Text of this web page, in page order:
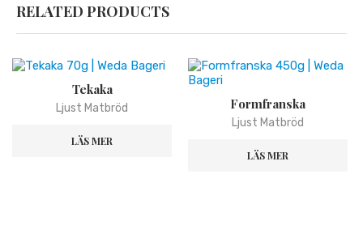
RELATED PRODUCTS
Tekaka
Ljust Matbröd
LÄS MER
Formfranska
Ljust Matbröd
LÄS MER